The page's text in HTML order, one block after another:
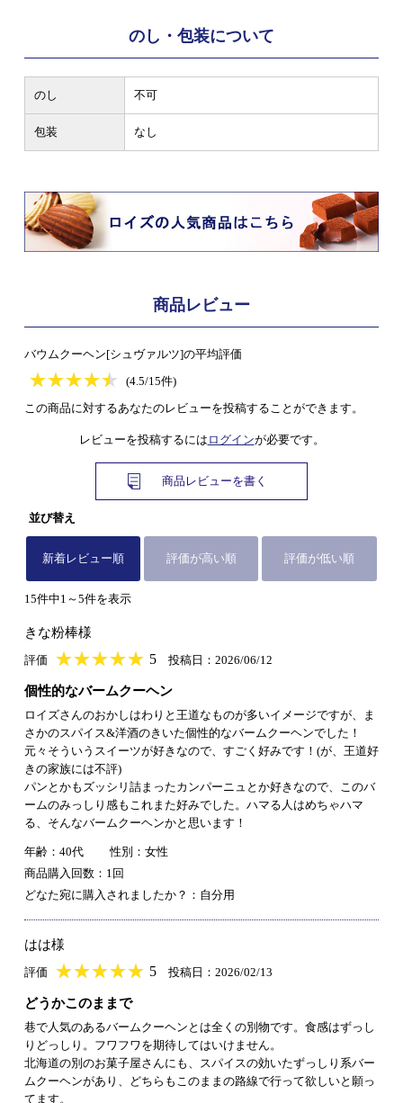
のし・包装について
のし 不可
包装 なし
商品レビュー
バウムクーヘン[シュヴァルツ]の平均評価
★★★★★
★★★★★
(4.5/15件)
この商品に対するあなたのレビューを投稿することができます。
レビューを投稿するには ログインが必要です。
商品レビューを書く
並び替え
新着レビュー順 評価が高い順 評価が低い順
15件中1～5件を表示
きな粉棒様
評価 ★★★★★
★★★★★ 5 投稿日：2026/06/12
個性的なバームクーヘン
ロイズさんのおかしはわりと王道なものが多いイメージですが、ま
さかのスパイス&洋酒のきいた個性的なバームクーヘンでした！
元々そういうスイーツが好きなので、すごく好みです！(が、王道好
きの家族には不評)
パンとかもズッシリ詰まったカンパーニュとか好きなので、このバ
ームのみっしり感もこれまた好みでした。ハマる人はめちゃハマ
る、そんなバームクーヘンかと思います！
年齢：40代
性別：女性
商品購入回数：1回
どなた宛に購入されましたか？：自分用
はは様
評価 ★★★★★
★★★★★ 5 投稿日：2026/02/13
どうかこのままで
巷で人気のあるバームクーヘンとは全くの別物です。食感はずっし
りどっしり。フワフワを期待してはいけません。
北海道の別のお菓子屋さんにも、スパイスの効いたずっしり系バー
ムクーヘンがあり、どちらもこのままの路線で行って欲しいと願っ
てます。